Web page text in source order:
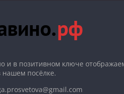
и в позитивном ключе
нашем посёлке.